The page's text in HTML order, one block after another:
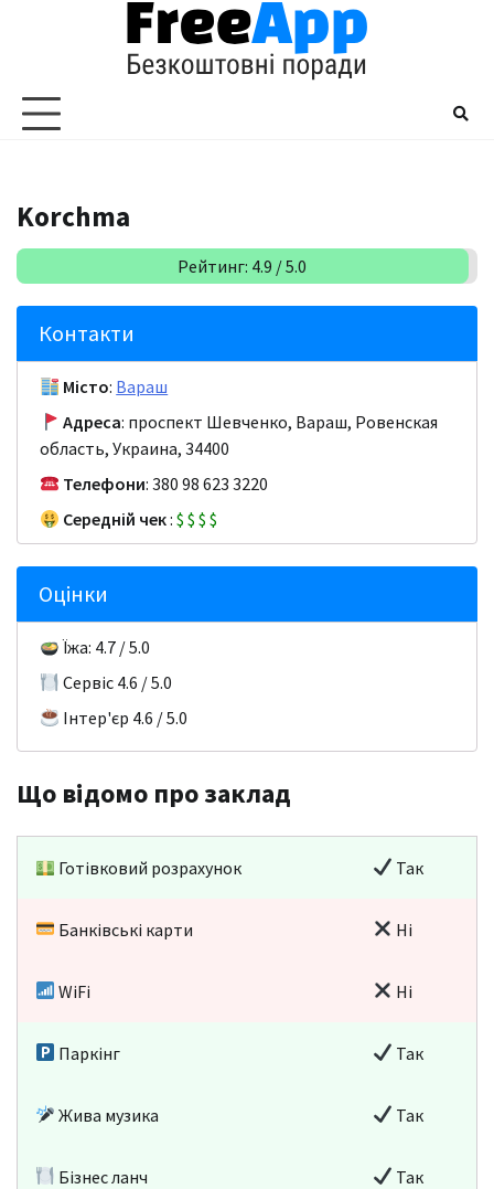
Korchma
Рейтинг: 4.9 / 5.0
Контакти
Місто: Вараш
Адреса: проспект Шевченко, Вараш, Ровенская
область, Украина, 34400
Телефони: 380 98 623 3220
Середній чек:$ $ $ $
Оцінки
Їжа: 4.7 / 5.0
Сервіс 4.6 / 5.0
Інтер'єр 4.6 / 5.0
Що відомо про заклад
Готівковий розрахунок Так
Банківські карти Ні
WiFi Ні
Паркінг Так
Жива музика Так
Бізнес ланч Так